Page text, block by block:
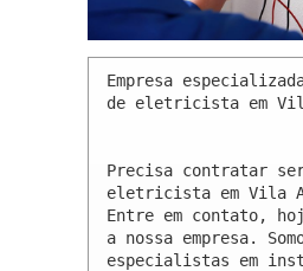
Empresa
de eletricista em
Precisa contratar
eletricista em Vila
Entre em contato,
a nossa empresa.
especialistas em